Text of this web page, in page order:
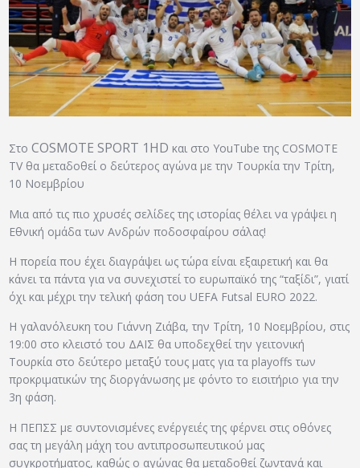
ΑΡΧΕΙΟ
ΕΠΙΚΟΙΝΩΝΙΑ
ΣτοCOSMOTE SPORT 1HD και στο YouTube της COSMOTE
TV θα μεταδοθεί ο δεύτερος αγώνα με την Τουρκία την Τρίτη,
10 Νοεμβρίου
Μια από τις πιο χρυσές σελίδες της ιστορίας θέλει να γράψει η
Εθνική ομάδα των Ανδρών ποδοσφαίρου σάλας!
Η πορεία που έχει διαγράψει ως τώρα είναι εξαιρετική και θα
κάνει τα πάντα για να συνεχιστεί το ευρωπαϊκό της “ταξίδι”, γιατί
όχι και μέχρι την τελική φάση του UEFA Futsal EURO 2022.
H γαλανόλευκη του Γιάννη Ζιάβα, την Τρίτη, 10 Νοεμβρίου, στις
19:00 στο κλειστό του ΔΑΪΣ θα υποδεχθεί την γειτονική
Τουρκία στο δεύτερο μεταξύ τους ματς για τα playoffs των
προκριματικών της διοργάνωσης με φόντο το εισιτήριο για την
3η φάση.
Η ΠΕΠΣΣ με συντονισμένες ενέργειές της φέρνει στις οθόνες
σας τη μεγάλη μάχη του αντιπροσωπευτικού μας
συγκροτήματος, καθώς ο αγώνας θα μεταδοθεί ζωντανά και